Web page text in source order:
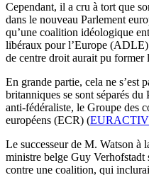
Cependant, il a cru à tort que
dans le nouveau Parlement
qu’une coalition idéologique
libéraux pour l’Europe
de centre droit aurait pu former
En grande partie, cela ne s’est
britanniques se sont séparés
anti-fédéraliste, le Groupe des
européens (ECR) (EURACTIV
Le successeur de M. Watson à
ministre belge Guy Verhofstadt
contre une coalition, qui